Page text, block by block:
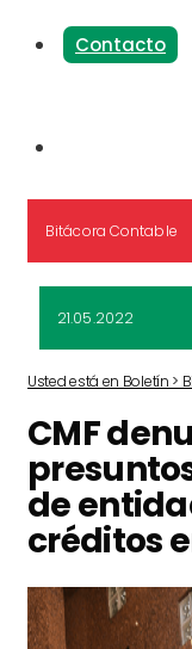
Contacto
Bitácora Contable
21.05.2022
Usted está en Boletín >
CMF
de
créditos